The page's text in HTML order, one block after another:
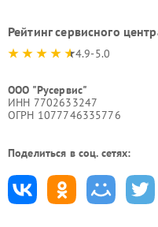
Рейтинг сервисного
4.9-5.0
ООО "Русервис"
ИНН 7702633247
ОГРН 1077746335776
Поделиться в соц. сетях: